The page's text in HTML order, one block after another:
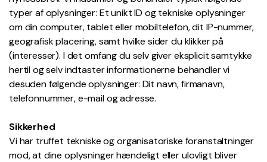
typer af oplysninger: Et unikt ID og tekniske oplysninger
om din computer, tablet eller mobiltelefon, dit IP-nummer,
geografisk placering, samt hvilke sider du klikker på
(interesser). I det omfang du selv giver eksplicit samtykke
hertil og selv indtaster informationerne behandler vi
desuden følgende oplysninger: Dit navn, firmanavn,
telefonnummer, e-mail og adresse.
Sikkerhed
Vi har truffet tekniske og organisatoriske foranstaltninger
mod, at dine oplysninger hændeligt eller ulovligt bliver